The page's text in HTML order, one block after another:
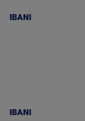
IBANI
IBANI